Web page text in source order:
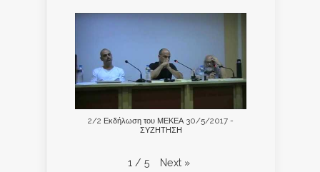
2/2 Εκδήλωση του ΜΕΚΕΑ 30/5/2017 -
ΣΥΖΗΤΗΣΗ
1 / 5 Next »